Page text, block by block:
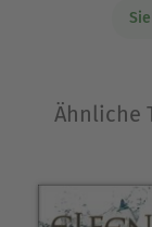
Ähnliche